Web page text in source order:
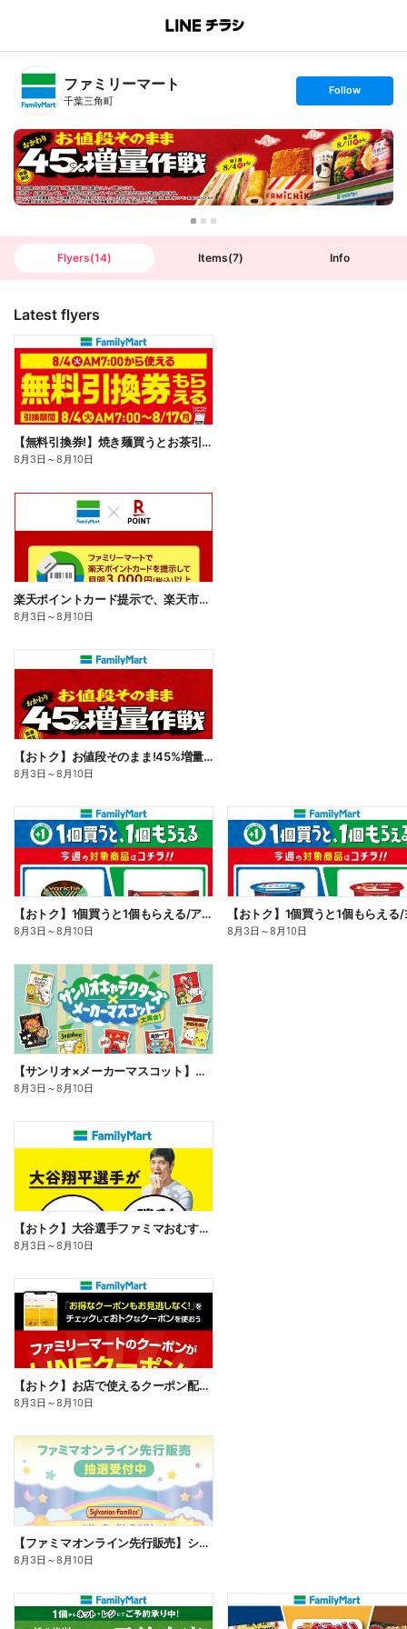
B
n
T
ファミリーマート
千葉三角町
s
t
o
l
l
o
w
Follow
Flyers(14) Items(7) Info
Latest flyers
【無料引換券!】焼き麺買うとお茶引換券貰える!
8月3日 ～8月10日
楽天ポイントカード提示で、楽天市場でのお買い物がおトクに!
8月3日 ～8月10日
【おトク】お値段そのまま!45%増量作戦!
8月3日 ～8月10日
【おトク】1個買うと1個もらえる/アイス
8月3日 ～8月10日 8月3日 ～8月10日
【サンリオ×メーカーマスコット】オリジナルグッズ貰える!
8月3日 ～8月10日
【おトク】大谷選手ファミマおむすび割
8月3日 ～8月10日
【おトク】お店で使えるクーポン配信中
8月3日 ～8月10日
【ファミマオンライン先行販売】シルバニアファミリー
8月3日 ～8月10日